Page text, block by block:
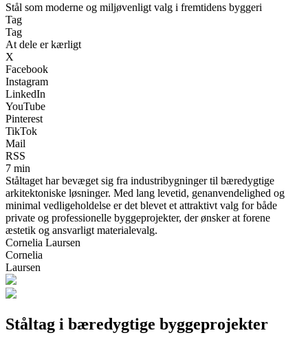
Stål som moderne og miljøvenligt valg i fremtidens byggeri
Tag
Tag
At dele er kærligt
X
Facebook
Instagram
LinkedIn
YouTube
Pinterest
TikTok
Mail
RSS
7 min
Ståltaget har bevæget sig fra industribygninger til bæredygtige
arkitektoniske løsninger. Med lang levetid, genanvendelighed og
minimal vedligeholdelse er det blevet et attraktivt valg for både
private og professionelle byggeprojekter, der ønsker at forene
æstetik og ansvarligt materialevalg.
Cornelia Laursen
Cornelia
Laursen
Ståltag i bæredygtige byggeprojekter